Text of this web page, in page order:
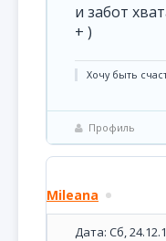
и забот
+ )
Хочу быть
Профиль
Mileana
Дата: Сб,